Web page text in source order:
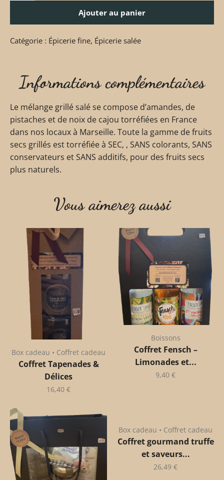
Ajouter au panier
Catégorie : Épicerie fine, Épicerie salée
Informations complémentaires
Le mélange grillé salé se compose d’amandes, de
pistaches et de noix de cajou torréfiées en France
dans nos locaux à Marseille. Toute la gamme de fruits
secs grillés est torréfiée à SEC, , SANS colorants, SANS
conservateurs et SANS additifs, pour des fruits secs
plus naturels.
Vous aimerez aussi
Box cadeau • Coffret cadeau
Coffret Tapenades &
Délices
16,40 €
Boissons
Coffret Fensch –
Limonades et...
9,40 €
Box cadeau • Coffret cadeau
Coffret gourmand truffe
et saveurs...
26,49 €